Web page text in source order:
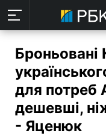
Броньовані
для потреб
дешевші,
- Яценюк